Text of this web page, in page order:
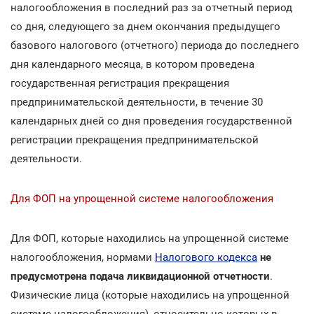
налогообложения в последний раз за отчетный период
со дня, следующего за днем окончания предыдущего
базового налогового (отчетного) периода до последнего
дня календарного месяца, в котором проведена
государственная регистрация прекращения
предпринимательской деятельности, в течение 30
календарных дней со дня проведения государственной
регистрации прекращения предпринимательской
деятельности.
Для ФОП на упрощенной системе налогообложения
Для ФОП, которые находились на упрощенной системе
налогообложения, нормами Налогового кодекса не
предусмотрена подача ликвидационной отчетности.
Физические лица (которые находились на упрощенной